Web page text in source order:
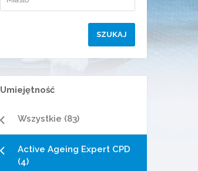
Umiejętność
Wszystkie (83)
Active Ageing Expert CPD
(4)